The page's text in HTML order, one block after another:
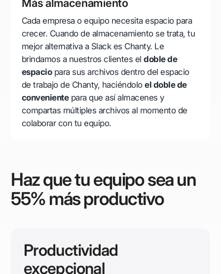
Más almacenamiento
Cada empresa o equipo necesita espacio para
crecer. Cuando de almacenamiento se trata, tu
mejor alternativa a Slack es Chanty. Le
brindamos a nuestros clientes eldoble de
espaciopara sus archivos dentro del espacio
de trabajo de Chanty, haciéndoloel doble de
convenientepara que así almacenes y
compartas múltiples archivos al momento de
colaborar con tu equipo.
Haz que tu equipo sea un
55% más productivo
Productividad
excepcional